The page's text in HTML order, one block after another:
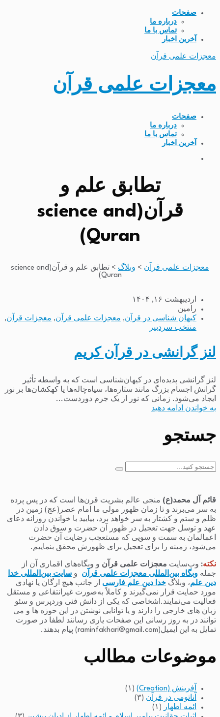
صفحات
درباره ما
تماس با ما
آخرین اخبار
معجزات علمی قرآن
معجزات علمی قرآن
صفحات
درباره ما
تماس با ما
آخرین اخبار
تطابق علم و
قرآن(science and
Quran)
معجزات علمی قرآن > وبلاگ >
تطابق علم و قرآن(science and
Quran)
اردیبهشت ۱۶, ۱۴۰۴
رامین
کیهان شناسی در قرآن, معجزات علمی قرآن, معجزات قرآن,
منتخب سردبیر
لنز گرانشی در قرآن کریم
لنز گرانشی پدیده‌ای در کیهان‌شناسی است که به واسطه تأثیر
گرانش اجسام بزرگ مانند ستاره‌ها، سیاه‌چاله‌ها یا کهکشان‌ها بر نور
ایجاد می‌شود. زمانی که نور از یک جرم دوردست...
به خواندن ادامه دهید
جستجو
جستجو
قائم آل محمد(ع) منجی عالم بشریت قرن‌ها است که در پس پرده
به سر می‌برند و تا زمان ظهور مولی ما امام عصر(عج) زمین در
ظلم و ستم و کشتار به سر خواهد برد، بیایید با خواندن روزانه دعای
عهد و توسل جهت تعجیل در ظهور آن حضرت و سوق دادن
اعمالمان به سمت و سویی که مستعجب رضایت آن حضرت
می‌شود، زمینه را برای تعجیل برای ظهورش محقق بنماییم.
نکته: وب‌سایت معجزات علمی قرآن و وبگاه‌های اقماری آن از
جمله وبگاه بین‌المللی معجزات علمی قرآن و سایت بین‌المللی خدا
دین علم، وبلاگ خدا دین علم فارسی از جانب هیچ ارگان یا نهادی
مورد حمایت قرار نمی‌گیرند و کاملاً به‌صورت غیرانتفاعی و مستقل
فعالیت می‌نمایند.اشخاصی که یکی از دانش فنی وردپرس و سئو
زبان های خارجی را دارند و یا توانایی نوشتن در این حوزه ها و می
توانند در به روز رسانی این صفحات یاری رسانند لطفا در صورت
تمایل به این ایمیل(raminfakhari@gmail.com) پیام بدهند.
موضوعات مطالب
آفرینش (Creation)
(۱)
آناتومی در قرآن (۳)
ائمه اطهار
(۱)